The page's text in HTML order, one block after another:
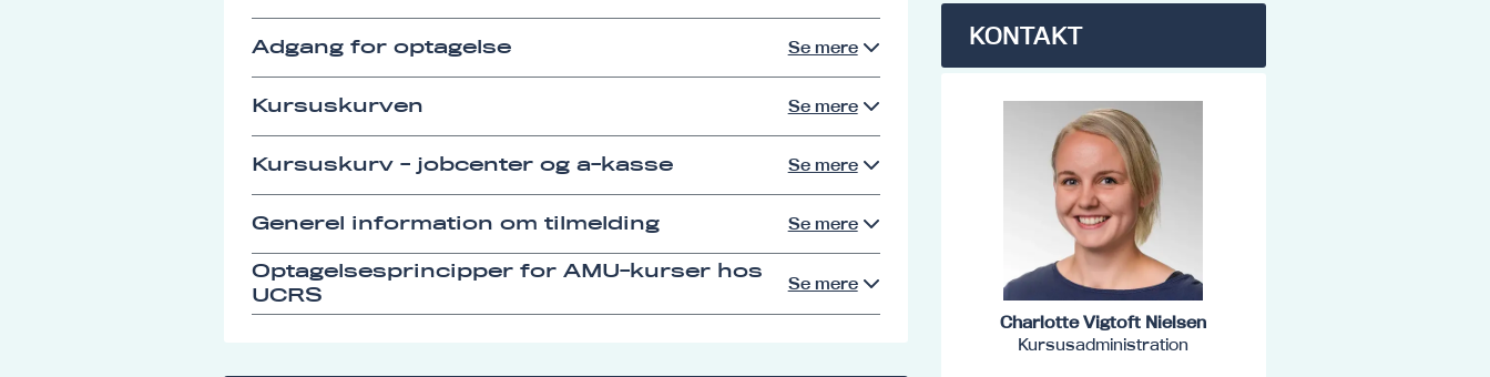
Adgang for optagelse Se mere
Kursuskurven Se mere
Kursuskurv - jobcenter og a-kasse Se mere
Generel information om tilmelding Se mere
Optagelsesprincipper for AMU-kurser hos
UCRS
Se mere
KONTAKT
Charlotte Vigtoft Nielsen
Kursusadministration